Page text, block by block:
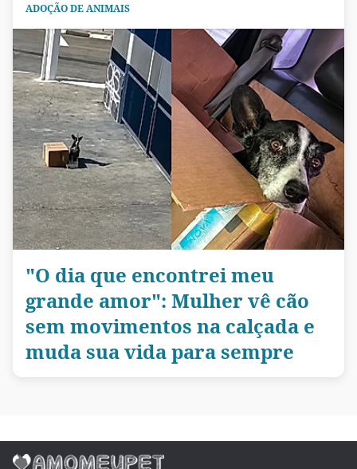
ADOÇÃO DE ANIMAIS
"O dia que encontrei meu
grande amor": Mulher vê cão
sem movimentos na calçada e
muda sua vida para sempre